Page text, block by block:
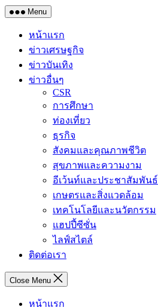
Menu
หน้าแรก
ข่าวเศรษฐกิจ
ข่าวบันเทิง
ข่าวอื่นๆ
CSR
การศึกษา
ท่องเที่ยว
ธุรกิจ
สังคมและคุณภาพชีวิต
สุขภาพและความงาม
อีเว้นท์และประชาสัมพันธ์
เกษตรและสิ่งแวดล้อม
เทคโนโลยีและนวัตกรรม
แฮปปี้ซีซั่น
ไลฟ์สไตล์
ติดต่อเรา
Close Menu
หน้าแรก